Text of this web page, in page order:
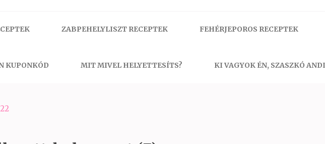
ZABPEHELYLISZT RECEPTEK FEHÉRJEPOROS RECEPTEK
KUPONKÓD MIT MIVEL HELYETTESÍTS? KI VAGYOK ÉN, SZASZKÓ